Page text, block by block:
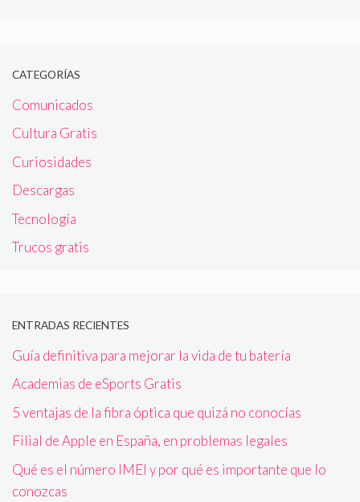
CATEGORÍAS
Comunicados
Cultura Gratis
Curiosidades
Descargas
Tecnología
Trucos gratis
ENTRADAS RECIENTES
Guía definitiva para mejorar la vida de tu batería
Academias de eSports Gratis
5 ventajas de la fibra óptica que quizá no conocías
Filial de Apple en España, en problemas legales
Qué es el número IMEI y por qué es importante que lo
conozcas